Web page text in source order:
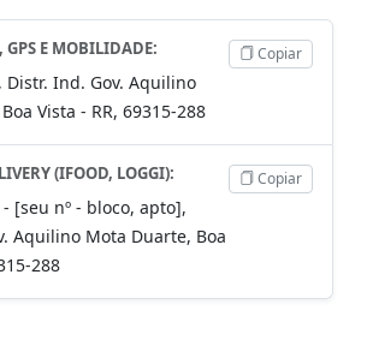
GPS E MOBILIDADE:
Distr. Ind. Gov. Aquilino
Vista - RR, 69315-288
Copiar
(IFOOD, LOGGI):
- [seu nº - bloco, apto],
Aquilino Mota Duarte, Boa
288
Copiar